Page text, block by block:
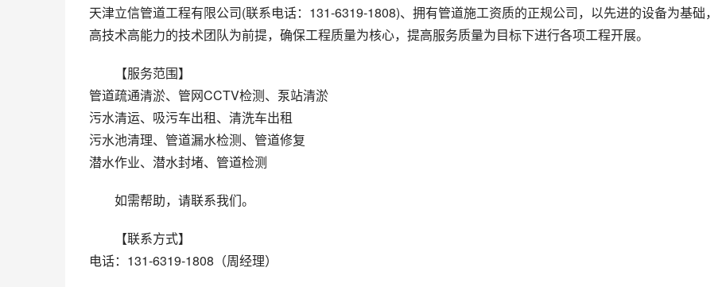
天津立信管道工程有限公司(联系电话：131-6319-1808)、拥有管道施工资质的正规公司，以先进的设备为基础，
高技术高能力的技术团队为前提，确保工程质量为核心，提高服务质量为目标下进行各项工程开展。
【服务范围】
管道疏通清淤、管网CCTV检测、泵站清淤
污水清运、吸污车出租、清洗车出租
污水池清理、管道漏水检测、管道修复
潜水作业、潜水封堵、管道检测
如需帮助，请联系我们。
【联系方式】
电话：131-6319-1808（周经理）